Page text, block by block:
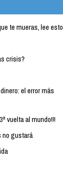
te mueras, lee esto
crisis?
el error más
vuelta al mundo!!!
no gustará